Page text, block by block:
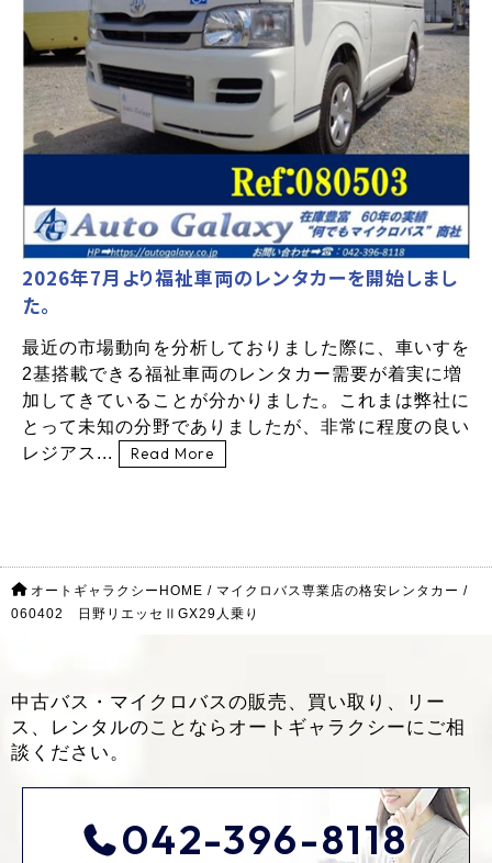
2026年7月より福祉車両のレンタカーを開始しまし
た。
最近の市場動向を分析しておりました際に、車いすを
2基搭載できる福祉車両のレンタカー需要が着実に増
加してきていることが分かりました。これまは弊社に
とって未知の分野でありましたが、非常に程度の良い
レジアス...
Read More
オートギャラクシーHOME / マイクロバス専業店の格安レンタカー /
060402 日野リエッセⅡGX29人乗り
中古バス・マイクロバスの販売、買い取り、リー
ス、レンタルのことなら オートギャラクシーにご相
談ください。
042-396-8118